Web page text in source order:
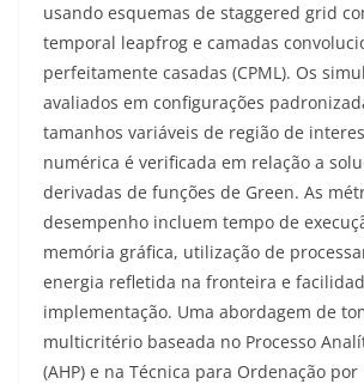
usando esquemas de staggered grid
temporal leapfrog e camadas
perfeitamente casadas (CPML). Os
avaliados em configurações
tamanhos variáveis de região de
numérica é verificada em relação a
derivadas de funções de Green. As
desempenho incluem tempo de
memória gráfica, utilização de
energia refletida na fronteira e
implementação. Uma abordagem de
multicritério baseada no Processo
(AHP) e na Técnica para Ordenação